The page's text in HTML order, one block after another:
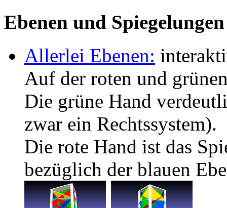
Ebenen und Spiegelungen
Allerlei Ebenen:
Auf der roten und
Die grüne Hand
zwar ein Rechtssystem).
Die rote Hand ist das
bezüglich der blauen